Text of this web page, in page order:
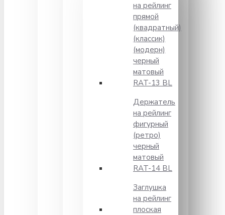
на рейлинг
прямой
(квадратный)
(классик)
(модерн)
черный
матовый
RAT-13 BL
Держатель
на рейлинг
фигурный
(ретро)
черный
матовый
RAT-14 BL
Заглушка
на рейлинг
плоская